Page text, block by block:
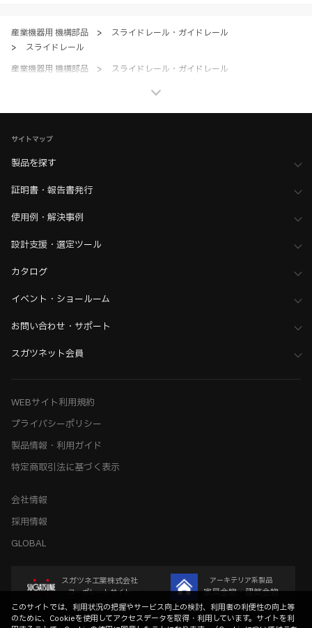
産業機器用 機構部品 >
スライドレール・ガイドレール
>
スライドレール
産業機器用 機構部品
>
スライドレール・ガイドレール
家具金物・建築金物
>
スライドレール
> 全て（スライドレール・収納テーブル金物）
ホーム
> ブランド・シリーズ一覧 ／ 製品ピックアップ
サイトマップ
製品を探す
証明書・報告書発行
使用例・解決事例
設計支援・選定ツール
カタログ
イベント・ショールーム
お問い合わせ・サポート
スガツネット会員
WEBサイト利用規約
プライバシーポリシー
製品情報・利用ガイド
特定商取引法に基づく表示
会社情報
採用情報
GLOBAL
スガツネ工業株式会社
コーポレートサイト
アーキテリア系製品
家具金物・建築金物
このサイトでは、利用状況の把握やサービス向上の検討、利用者の利便性の向上等
のために、Cookieを使用してアクセスデータを取得・利用しています。サイトを利